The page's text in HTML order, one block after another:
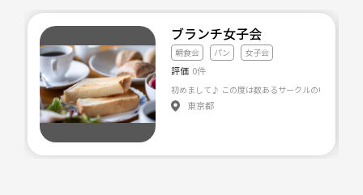
ほのぼの、まったり大人の女子会がしたいです♡
飲み会・ランチ会・お茶会だけでなく、
近場で旅行、映画、ヨガ・・・
平日・土日、昼・夜、仕事帰り・休日など
その時々メンバーの希望も聞いて決めたいと思います。
ブランチ女子会
朝食会 パン 女子会
評価 0件
東京都